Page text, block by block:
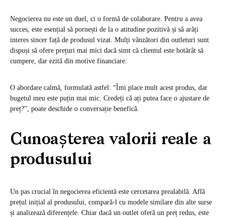
Negocierea nu este un duel, ci o formă de colaborare. Pentru a avea
succes, este esențial să pornești de la o atitudine pozitivă și să arăți
interes sincer față de produsul vizat. Mulți vânzători din outleturi sunt
dispuși să ofere prețuri mai mici dacă simt că clientul este hotărât să
cumpere, dar ezită din motive financiare.
O abordare calmă, formulată astfel: “Îmi place mult acest produs, dar
bugetul meu este puțin mai mic. Credeți că ați putea face o ajustare de
preț?”, poate deschide o conversație benefică.
Cunoașterea valorii reale a
produsului
Un pas crucial în negocierea eficientă este cercetarea prealabilă. Află
prețul inițial al produsului, compară-l cu modele similare din alte surse
și analizează diferențele. Chiar dacă un outlet oferă un preț redus, este